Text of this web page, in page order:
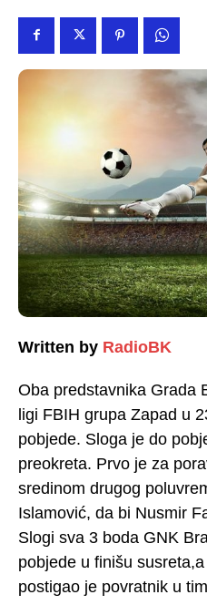
Written by RadioBK
Oba predstavnika Grada
ligi FBIH grupa Zapad u
pobjede. Sloga je do
preokreta. Prvo je za
sredinom drugog
Islamović, da bi Nusmir
Slogi sva 3 boda GNK
pobjede u finišu
postigao je povratnik u